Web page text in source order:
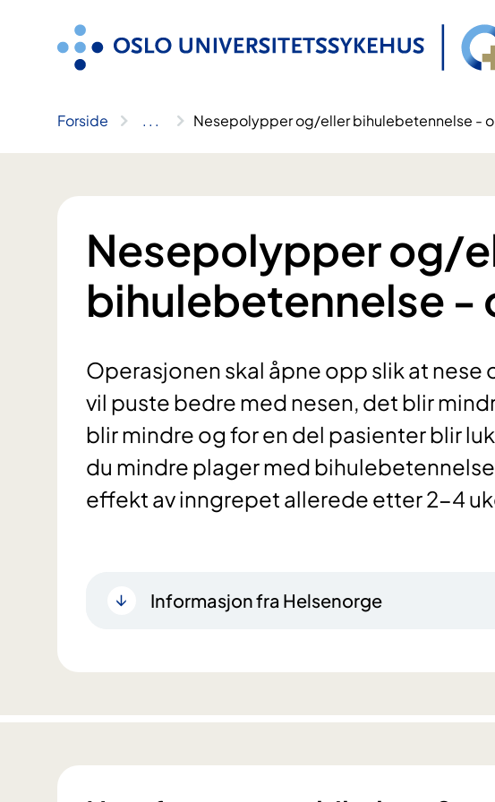
Forside .. . Nesepolypper og/eller bihulebetennelse -
Nesepolypper og/
bihulebetennelse -
Operasjonen skal åpne opp slik at nese
vil puste bedre med nesen, det blir
blir mindre og for en del pasienter blir
du mindre plager med
effekt av inngrepet allerede etter 2-4
Informasjon fra Helsenorge